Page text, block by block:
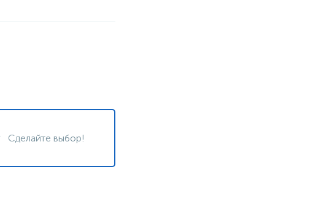
Сделайте выбор!